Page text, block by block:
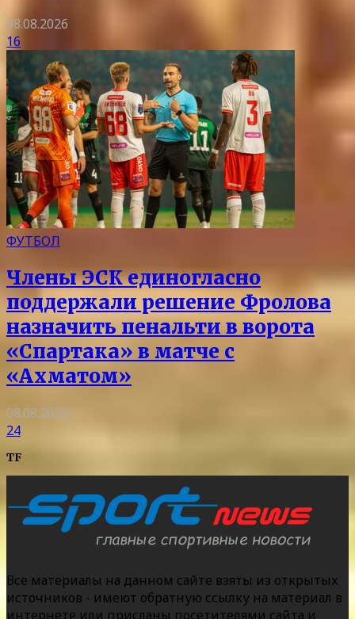
08.08.2026
16
ФУТБОЛ
Члены ЭСК единогласно
поддержали решение Фролова
назначить пенальти в ворота
«Спартака» в матче с
«Ахматом»
08.08.2026
24
TF
Все материалы на данном сайте взяты из открытых
источников - имеют обратную ссылку на материал в
интернете или присланы посетителями сайта и